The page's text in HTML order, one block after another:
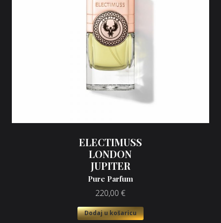
ELECTIMUSS
LONDON
JUPITER
Pure Parfum
220,00 €
Dodaj u košaricu